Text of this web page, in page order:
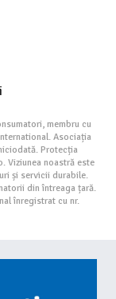
membru cu
Asociația
Protecția
Viziunea noastră este
și servicii durabile.
din întreaga țară.
înregistrat cu nr.